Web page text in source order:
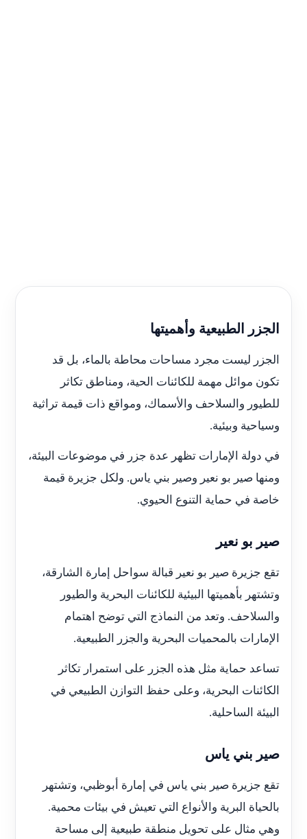
الجزر الطبيعية وأهميتها
الجزر ليست مجرد مساحات محاطة بالماء، بل قد
تكون موائل مهمة للكائنات الحية، ومناطق تكاثر
للطيور والسلاحف والأسماك، ومواقع ذات قيمة تراثية
وسياحية وبيئية.
في دولة الإمارات تظهر عدة جزر في موضوعات البيئة،
ومنها صير بو نعير وصير بني ياس. ولكل جزيرة قيمة
خاصة في حماية التنوع الحيوي.
صير بو نعير
تقع جزيرة صير بو نعير قبالة سواحل إمارة الشارقة،
وتشتهر بأهميتها البيئية للكائنات البحرية والطيور
والسلاحف. وتعد من النماذج التي توضح اهتمام
الإمارات بالمحميات البحرية والجزر الطبيعية.
تساعد حماية مثل هذه الجزر على استمرار تكاثر
الكائنات البحرية، وعلى حفظ التوازن الطبيعي في
البيئة الساحلية.
صير بني ياس
تقع جزيرة صير بني ياس في إمارة أبوظبي، وتشتهر
بالحياة البرية والأنواع التي تعيش في بيئات محمية.
وهي مثال على تحويل منطقة طبيعية إلى مساحة